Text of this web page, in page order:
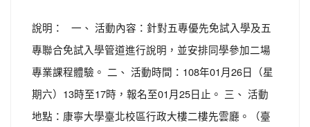
說明： 一、 活動內容：針對五專優先免試入學及五
專聯合免試入學管道進行說明，並安排同學參加二場
專業課程體驗。 二、 活動時間：108年01月26日（星
期六）13時至17時，報名至01月25日止。 三、 活動
地點：康寧大學臺北校區行政大樓二樓先雲廳。（臺